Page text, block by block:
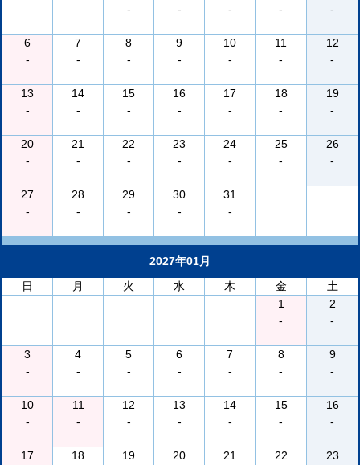
-
-
-
-
-
6
-
7
-
8
-
9
-
10
-
11
-
12
-
13
-
14
-
15
-
16
-
17
-
18
-
19
-
20
-
21
-
22
-
23
-
24
-
25
-
26
-
27
-
28
-
29
-
30
-
31
-
2027年01月
日
月 火 水 木 金
土
1
-
2
-
3
-
4
-
5
-
6
-
7
-
8
-
9
-
10
-
11
-
12
-
13
-
14
-
15
-
16
-
17
18
19
20
21
22
23